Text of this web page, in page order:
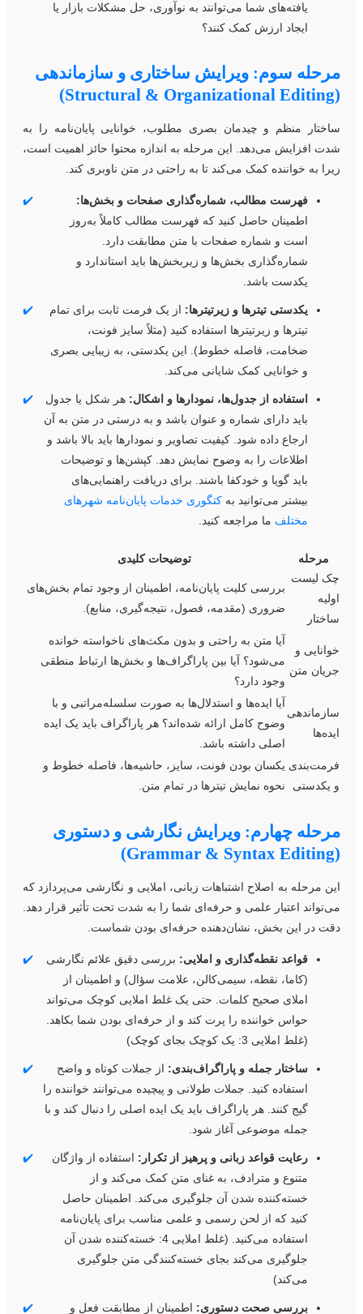
یافته‌های شما می‌توانند به نوآوری، حل مشکلات بازار یا
ایجاد ارزش کمک کنند؟
سوم: ویرایش ساختاری و سازماندهی
منظم و چیدمان بصری مطلوب، خوانایی پایان‌نامه را به
افزایش می‌دهد. این مرحله به اندازه محتوا حائز اهمیت است،
به خواننده کمک می‌کند تا به راحتی در متن ناوبری کند.
فهرست مطالب، شماره‌گذاری صفحات و بخش‌ها:
اطمینان حاصل کنید که فهرست مطالب کاملاً به‌روز
است و شماره صفحات با متن مطابقت دارد.
شماره‌گذاری بخش‌ها و زیربخش‌ها باید استاندارد و
یکدست باشد.
✔️ یکدستی تیترها و زیرتیترها:از یک فرمت ثابت برای تمام
تیترها و زیرتیترها استفاده کنید (مثلاً سایز فونت،
ضخامت، فاصله خطوط). این یکدستی، به زیبایی بصری
و خوانایی کمک شایانی می‌کند.
✔️ استفاده از جدول‌ها، نمودارها و اشکال:هر شکل یا جدول
باید دارای شماره و عنوان باشد و به درستی در متن به آن
ارجاع داده شود. کیفیت تصاویر و نمودارها باید بالا باشد و
اطلاعات را به وضوح نمایش دهد. کپشن‌ها و توضیحات
باید گویا و خودکفا باشند. برای دریافت راهنمایی‌های
بیشتر می‌توانید بهکتگوری خدمات پایان‌نامه شهرهای
مختلفما مراجعه کنید.
مرحله توضیحات کلیدی
لیست
بررسی کلیت پایان‌نامه، اطمینان از وجود تمام بخش‌های
ضروری (مقدمه، فصول، نتیجه‌گیری، منابع).
و
متن
آیا متن به راحتی و بدون مکث‌های ناخواسته خوانده
می‌شود؟ آیا بین پاراگراف‌ها و بخش‌ها ارتباط منطقی
وجود دارد؟
آیا ایده‌ها و استدلال‌ها به صورت سلسله‌مراتبی و با
وضوح کامل ارائه شده‌اند؟ هر پاراگراف باید یک ایده
اصلی داشته باشد.
یکدستی
یکسان بودن فونت، سایز، حاشیه‌ها، فاصله خطوط و
نحوه نمایش تیترها در تمام متن.
چهارم: ویرایش نگارشی و دستوری
مرحله به اصلاح اشتباهات زبانی، املایی و نگارشی می‌پردازد که
اعتبار علمی و حرفه‌ای شما را به شدت تحت تأثیر قرار دهد.
در این بخش، نشان‌دهنده حرفه‌ای بودن شماست.
✔️ قواعد نقطه‌گذاری و املایی:بررسی دقیق علائم نگارشی
(کاما، نقطه، سیمی‌کالن، علامت سؤال) و اطمینان از
املای صحیح کلمات. حتی یک غلط املایی کوچک می‌تواند
حواس خواننده را پرت کند و از حرفه‌ای بودن شما بکاهد.
(غلط املایی 3: یک کوچک بجای کوچک)
✔️ ساختار جمله و پاراگراف‌بندی:از جملات کوتاه و واضح
استفاده کنید. جملات طولانی و پیچیده می‌توانند خواننده را
گیج کنند. هر پاراگراف باید یک ایده اصلی را دنبال کند و با
جمله موضوعی آغاز شود.
✔️ رعایت قواعد زبانی و پرهیز از تکرار:استفاده از واژگان
متنوع و مترادف، به غنای متن کمک می‌کند و از
خسته‌کننده شدن آن جلوگیری می‌کند. اطمینان حاصل
کنید که از لحن رسمی و علمی مناسب برای پایان‌نامه
استفاده می‌کنید. (غلط املایی 4: خسته‌کننده شدن آن
جلوگیری می‌کند بجای خسته‌کنندگی متن جلوگیری
می‌کند)
بررسی صحت دستوری:اطمینان از مطابقت فعل و